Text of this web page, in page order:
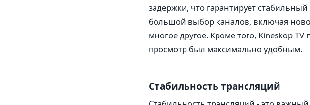
задержки, что гарантирует
большой выбор каналов, включая
многое другое. Кроме того, Kineskop
просмотр был максимально удобным.
Стабильность трансляций